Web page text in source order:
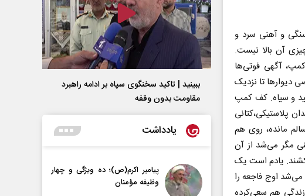
و آهنی سرد و
آن بالا نیست.
آگهی فوتی‌ها
تا نزدیک
و سیاه. کف‌‌ کمپ
پلاستیکی،کتانی
مانده، روی هم
مگر می‌شد از آن
یادم است یک
می‌شد اوج فاجعه را
هم سعی‌کرده
ببینید | تاکید سخنگوی سپاه بر ادامه راهبرد
مقاومت بدون وقفه
یادداشت
ملل بی‌بدیل نیست
زورق
پیامبر اکرم(ص)؛ ده ویژگی و چهار
وظیفه مؤمنان